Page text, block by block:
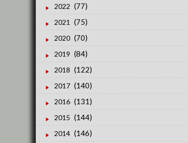
2022 (77)
2021 (75)
2020 (70)
2019 (84)
2018 (122)
2017 (140)
2016 (131)
2015 (144)
2014 (146)